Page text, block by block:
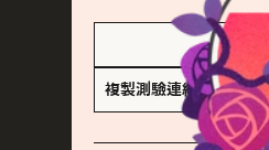
複製測驗連結